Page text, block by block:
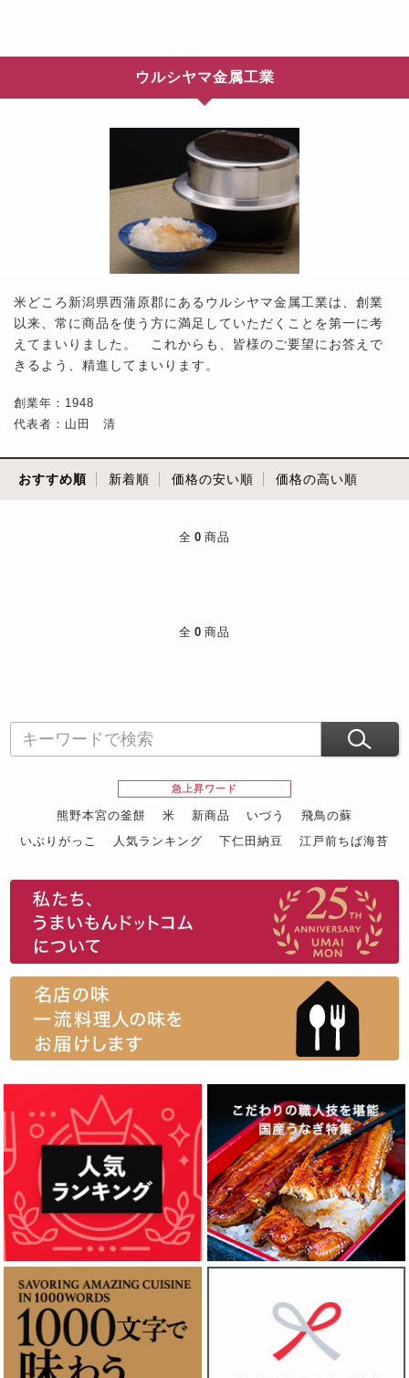
ウルシヤマ金属工業
米どころ新潟県西蒲原郡にあるウルシヤマ金属工業は、創業
以来、常に商品を使う方に満足していただくことを第一に考
えてまいりました。 これからも、皆様のご要望にお答えで
きるよう、精進してまいります。
創業年：1948
代表者：山田 清
おすすめ順 新着順 価格の安い順 価格の高い順
全 0 商品
全 0 商品
急上昇ワード
熊野本宮の釜餅 米 新商品 いづう
飛鳥の蘇
いぶりがっこ
人気ランキング 下仁田納豆
江戸前ちば海苔